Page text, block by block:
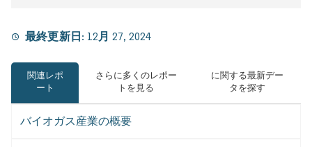
最終更新日: 12月 27, 2024
関連レポ
ート
さらに多くのレポー
トを見る
に関する最新デー
タを探す
バイオガス産業の概要